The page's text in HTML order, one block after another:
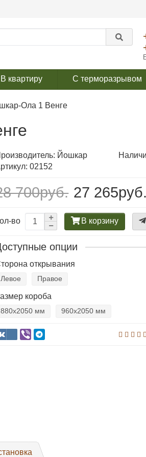
В квартиру С терморазрывом
Ола 1 Венге
Йошкар
02152
700руб. 27 265руб.
во В корзину
опции
открывания
Левое Правое
короба
880х2050 мм 960х2050 мм